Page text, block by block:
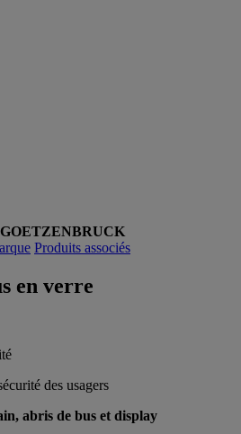
GOETZENBRUCK
Produits associés
en verre
des usagers
abris de bus et display